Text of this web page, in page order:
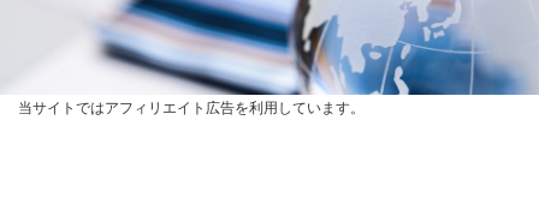
当サイトではアフィリエイト広告を利用しています。